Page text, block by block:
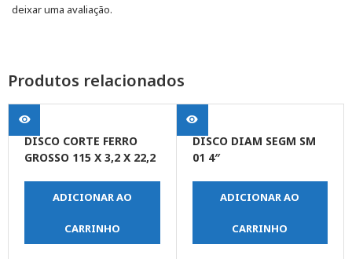
deixar uma avaliação.
Produtos relacionados
DISCO CORTE FERRO
GROSSO 115 X 3,2 X 22,2
ADICIONAR AO
CARRINHO
DISCO DIAM SEGM SM
01 4″
ADICIONAR AO
CARRINHO